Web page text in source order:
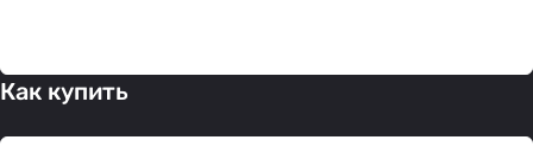
Как купить